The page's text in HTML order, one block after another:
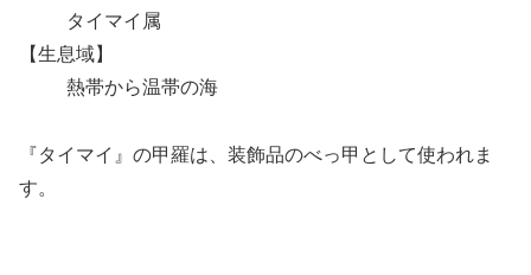
タイマイ属
【生息域】
熱帯から温帯の海
『タイマイ』の甲羅は、装飾品のべっ甲として使われま
す。